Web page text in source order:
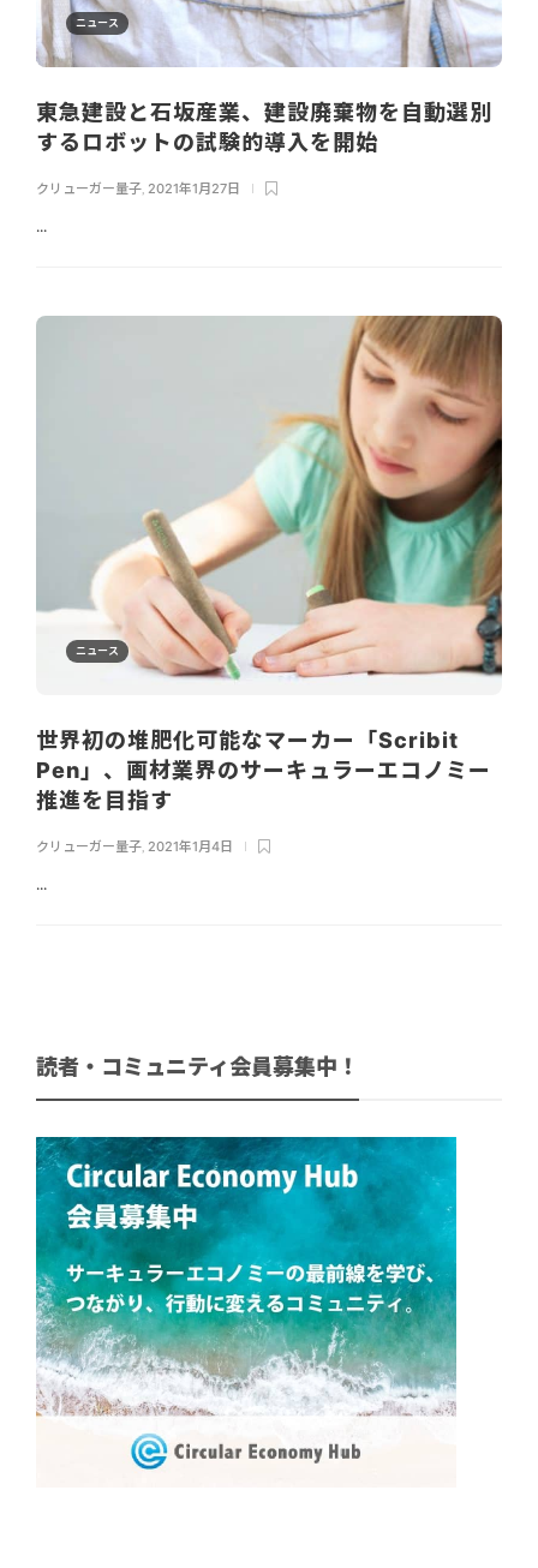
ニュース
東急建設と石坂産業、建設廃棄物を自動選別
するロボットの試験的導入を開始
クリューガー量子, 2021年1月27日
...
ニュース
世界初の堆肥化可能なマーカー「Scribit
Pen」、画材業界のサーキュラーエコノミー
推進を目指す
クリューガー量子, 2021年1月4日
...
読者・コミュニティ会員募集中！